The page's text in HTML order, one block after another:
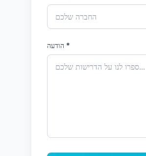
הודעה *